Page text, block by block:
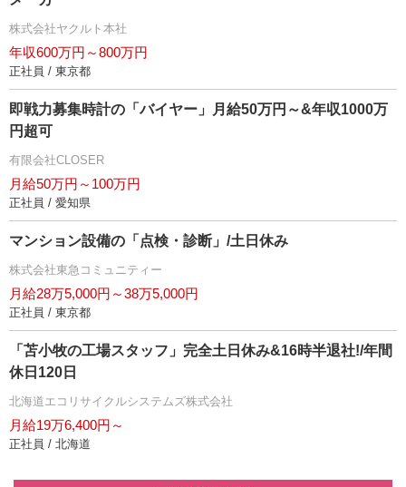
株式会社ヤクルト本社
年収600万円～800万円
正社員 / 東京都
即戦力募集時計の「バイヤー」月給50万円～&年収1000万
円超可
有限会社CLOSER
月給50万円～100万円
正社員 / 愛知県
マンション設備の「点検・診断」/土日休み
株式会社東急コミュニティー
月給28万5,000円～38万5,000円
正社員 / 東京都
「苫小牧の工場スタッフ」完全土日休み&16時半退社!/年間
休日120日
北海道エコリサイクルシステムズ株式会社
月給19万6,400円～
正社員 / 北海道